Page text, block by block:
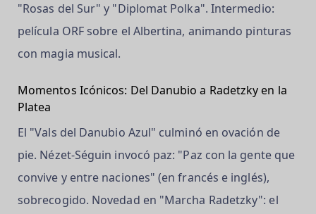
"Rosas del Sur" y "Diplomat Polka". Intermedio:
película ORF sobre el Albertina, animando pinturas
con magia musical.
Momentos Icónicos: Del Danubio a Radetzky en la
Platea
El "Vals del Danubio Azul" culminó en ovación de
pie. Nézet-Séguin invocó paz: "Paz con la gente que
convive y entre naciones" (en francés e inglés),
sobrecogido. Novedad en "Marcha Radetzky": el